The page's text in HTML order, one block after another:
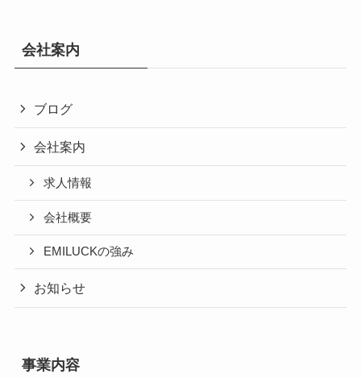
会社案内
ブログ
会社案内
求人情報
会社概要
EMILUCKの強み
お知らせ
事業内容